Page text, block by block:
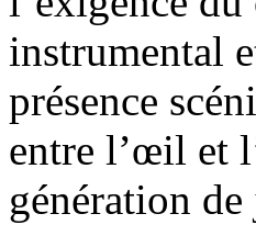
instrumental
présence
entre l’œil et
génération